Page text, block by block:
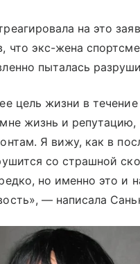
на это
что экс-жена
пыталась
цель жизни в
жизнь и репутацию,
Я вижу, как в
со страшной
но именно это и
— написала